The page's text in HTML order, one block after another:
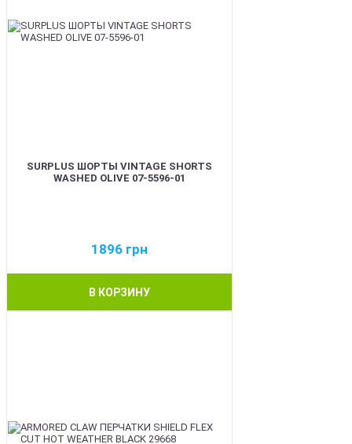
SURPLUS ШОРТЫ VINTAGE SHORTS
WASHED OLIVE 07-5596-01
1896 грн
В КОРЗИНУ